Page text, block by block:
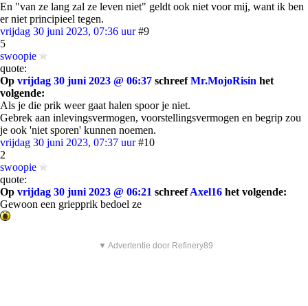
En "van ze lang zal ze leven niet" geldt ook niet voor mij, want ik ben
er niet principieel tegen.
vrijdag 30 juni 2023, 07:36 uur #9
5
swoopie
quote:
Op vrijdag 30 juni 2023 @ 06:37 schreefMr.MojoRisin het
volgende:
Als je die prik weer gaat halen spoor je niet.
Gebrek aan inlevingsvermogen, voorstellingsvermogen en begrip zou
je ook 'niet sporen' kunnen noemen.
vrijdag 30 juni 2023, 07:37 uur #10
2
swoopie
quote:
Op vrijdag 30 juni 2023 @ 06:21 schreefAxel16 het volgende:
Gewoon een griepprik bedoel ze
▼ Advertentie door Refinery89